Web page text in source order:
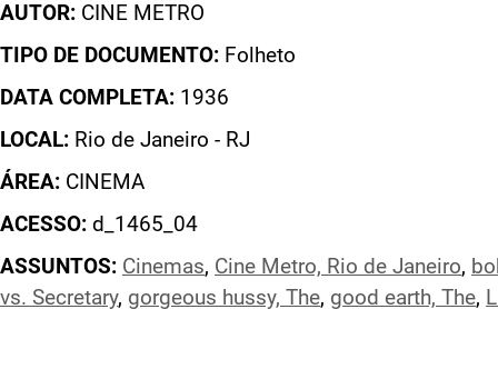
AUTOR: CINE METRO
TIPO DE DOCUMENTO: Folheto
DATA COMPLETA: 1936
LOCAL: Rio de Janeiro - RJ
ÁREA: CINEMA
ACESSO: d_1465_04
ASSUNTOS: Cinemas, Cine Metro, Rio de Janeiro,
vs. Secretary, gorgeous hussy, The, good earth, The,